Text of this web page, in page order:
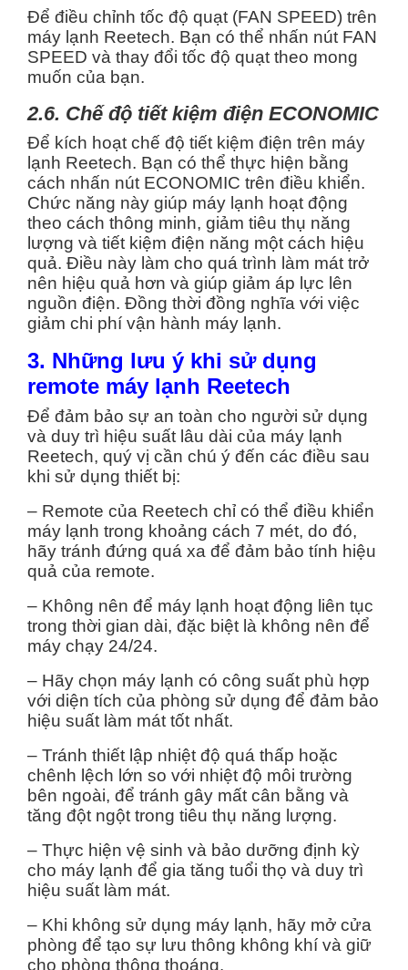
Để điều chỉnh tốc độ quạt (FAN SPEED) trên
máy lạnh Reetech. Bạn có thể nhấn nút FAN
SPEED và thay đổi tốc độ quạt theo mong
muốn của bạn.
2.6. Chế độ tiết kiệm điện ECONOMIC
Để kích hoạt chế độ tiết kiệm điện trên máy
lạnh Reetech. Bạn có thể thực hiện bằng
cách nhấn nút ECONOMIC trên điều khiển.
Chức năng này giúp máy lạnh hoạt động
theo cách thông minh, giảm tiêu thụ năng
lượng và tiết kiệm điện năng một cách hiệu
quả. Điều này làm cho quá trình làm mát trở
nên hiệu quả hơn và giúp giảm áp lực lên
nguồn điện. Đồng thời đồng nghĩa với việc
giảm chi phí vận hành máy lạnh.
3. Những lưu ý khi sử dụng
remote máy lạnh Reetech
Để đảm bảo sự an toàn cho người sử dụng
và duy trì hiệu suất lâu dài của máy lạnh
Reetech, quý vị cần chú ý đến các điều sau
khi sử dụng thiết bị:
– Remote của Reetech chỉ có thể điều khiển
máy lạnh trong khoảng cách 7 mét, do đó,
hãy tránh đứng quá xa để đảm bảo tính hiệu
quả của remote.
– Không nên để máy lạnh hoạt động liên tục
trong thời gian dài, đặc biệt là không nên để
máy chạy 24/24.
– Hãy chọn máy lạnh có công suất phù hợp
với diện tích của phòng sử dụng để đảm bảo
hiệu suất làm mát tốt nhất.
– Tránh thiết lập nhiệt độ quá thấp hoặc
chênh lệch lớn so với nhiệt độ môi trường
bên ngoài, để tránh gây mất cân bằng và
tăng đột ngột trong tiêu thụ năng lượng.
– Thực hiện vệ sinh và bảo dưỡng định kỳ
cho máy lạnh để gia tăng tuổi thọ và duy trì
hiệu suất làm mát.
– Khi không sử dụng máy lạnh, hãy mở cửa
phòng để tạo sự lưu thông không khí và giữ
cho phòng thông thoáng.